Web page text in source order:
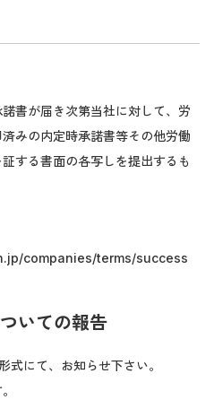
書が届き次第当社に対して、労
みの内定時承諾書等その他労働
する書面の各写しを提出するも
companies/terms/success
いての報告
式にて、お知らせ下さい。